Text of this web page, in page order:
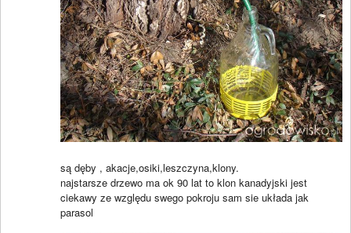
są dęby , akacje,osiki,leszczyna,klony.
najstarsze drzewo ma ok 90 lat to klon kanadyjski jest
ciekawy ze względu swego pokroju sam sie układa jak
parasol